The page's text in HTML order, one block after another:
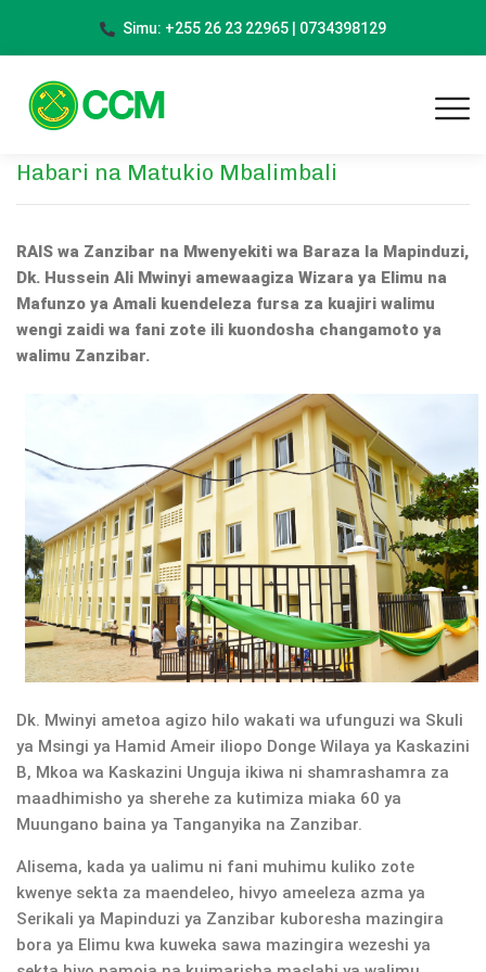
Simu: +255 26 23 22965 | 0734398129
Habari na Matukio Mbalimbali
RAIS wa Zanzibar na Mwenyekiti wa Baraza la Mapinduzi,
Dk. Hussein Ali Mwinyi amewaagiza Wizara ya Elimu na
Mafunzo ya Amali kuendeleza fursa za kuajiri walimu
wengi zaidi wa fani zote ili kuondosha changamoto ya
walimu Zanzibar.
Dk. Mwinyi ametoa agizo hilo wakati wa ufunguzi wa Skuli
ya Msingi ya Hamid Ameir iliopo Donge Wilaya ya Kaskazini
B, Mkoa wa Kaskazini Unguja ikiwa ni shamrashamra za
maadhimisho ya sherehe za kutimiza miaka 60 ya
Muungano baina ya Tanganyika na Zanzibar.
Alisema, kada ya ualimu ni fani muhimu kuliko zote
kwenye sekta za maendeleo, hivyo ameeleza azma ya
Serikali ya Mapinduzi ya Zanzibar kuboresha mazingira
bora ya Elimu kwa kuweka sawa mazingira wezeshi ya